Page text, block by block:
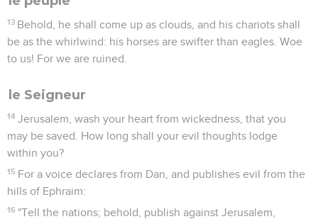
13 Behold, he shall come up as clouds, and his chariots shall
be as the whirlwind: his horses are swifter than eagles. Woe
to us! For we are ruined.
le Seigneur
14 Jerusalem, wash your heart from wickedness, that you
may be saved. How long shall your evil thoughts lodge
within you?
15 For a voice declares from Dan, and publishes evil from the
hills of Ephraim:
16 "Tell the nations; behold, publish against Jerusalem,